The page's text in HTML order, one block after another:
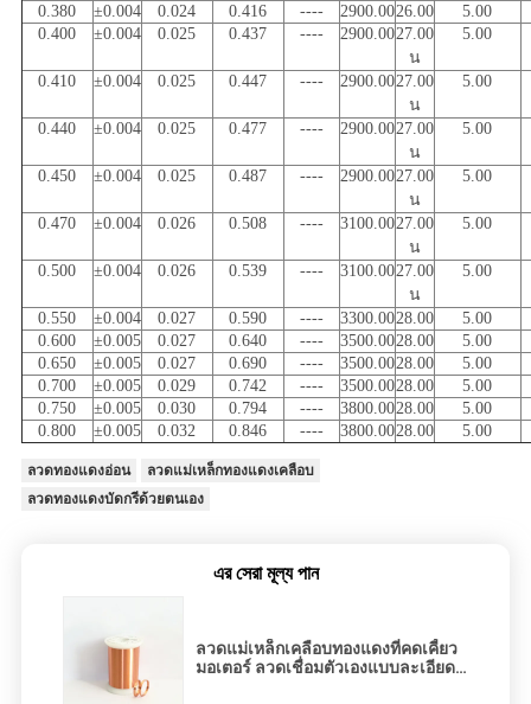
0.380
±0.004 0.024 0.416 ---- 2900.0026.00 5.00
0.400
±0.004 0.025 0.437 ---- 2900.0027.00
น
5.00
0.410 ±0.004 0.025 0.447 ---- 2900.0027.00
น
5.00
0.440 ±0.004 0.025 0.477 ---- 2900.0027.00
น
5.00
0.450 ±0.004 0.025 0.487 ---- 2900.0027.00
น
5.00
0.470 ±0.004 0.026 0.508 ---- 3100.0027.00
น
5.00
0.500 ±0.004 0.026 0.539 ---- 3100.0027.00
น
5.00
0.550 ±0.004 0.027 0.590 ---- 3300.0028.00
5.00
0.600
±0.005 0.027 0.640 ---- 3500.0028.00
5.00
0.650
±0.005 0.027 0.690 ---- 3500.0028.00
5.00
0.700
±0.005 0.029 0.742 ---- 3500.0028.00
5.00
0.750
±0.005 0.030 0.794 ---- 3800.0028.00
5.00
0.800
±0.005 0.032 0.846 ---- 3800.0028.00 5.00
ลวดทองแดงอ่อน
ลวดแม่เหล็กทองแดงเคลือบ
ลวดทองแดงบัดกรีด้วยตนเอง
এর সেরা মূল্য পান
ลวดแม่เหล็กเคลือบทองแดงที่คดเคี้ยว
มอเตอร์ ลวดเชื่อมตัวเองแบบละเอียด